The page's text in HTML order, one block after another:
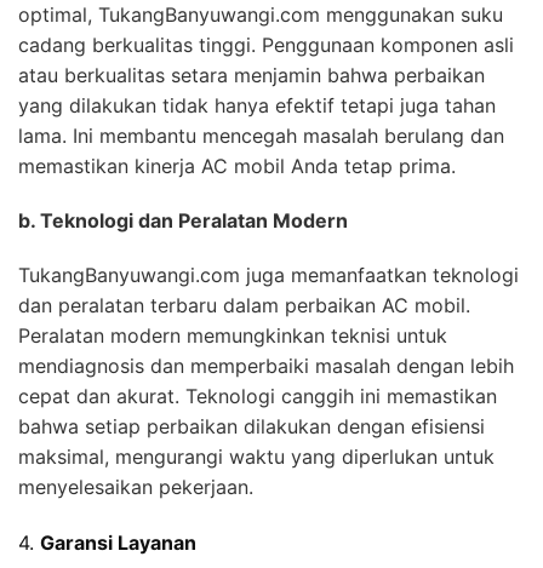
optimal, TukangBanyuwangi.com menggunakan suku
cadang berkualitas tinggi. Penggunaan komponen asli
atau berkualitas setara menjamin bahwa perbaikan
yang dilakukan tidak hanya efektif tetapi juga tahan
lama. Ini membantu mencegah masalah berulang dan
memastikan kinerja AC mobil Anda tetap prima.
b. Teknologi dan Peralatan Modern
TukangBanyuwangi.com juga memanfaatkan teknologi
dan peralatan terbaru dalam perbaikan AC mobil.
Peralatan modern memungkinkan teknisi untuk
mendiagnosis dan memperbaiki masalah dengan lebih
cepat dan akurat. Teknologi canggih ini memastikan
bahwa setiap perbaikan dilakukan dengan efisiensi
maksimal, mengurangi waktu yang diperlukan untuk
menyelesaikan pekerjaan.
4. Garansi Layanan